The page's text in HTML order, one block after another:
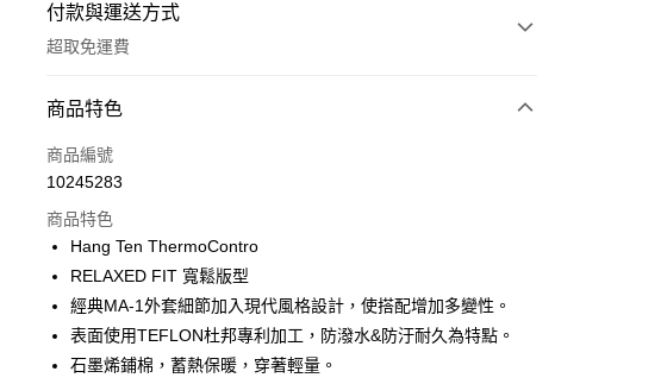
付款與運送方式
超取免運費
付款方式
信用卡一次付款
Apple Pay
街口支付
悠遊付
Google Pay
商品特色
商品編號
10245283
商品特色
Hang Ten ThermoContro
RELAXED FIT 寬鬆版型
經典MA-1外套細節加入現代風格設計，使搭配增加多變性。
表面使用TEFLON杜邦專利加工，防潑水&防汙耐久為特點。
石墨烯鋪棉，蓄熱保暖，穿著輕量。